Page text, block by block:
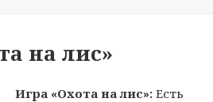
на лис»
Игра «Охота на лис»:Есть